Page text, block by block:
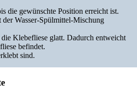
die gewünschte Position erreicht ist.
Wasser-Spülmittel-Mischung
Klebefliese glatt. Dadurch entweicht
befindet.
sind.